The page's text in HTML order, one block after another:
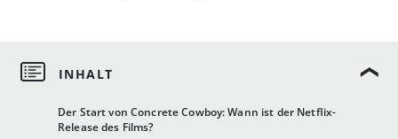
Der Start von Concrete Cowboy: Wann ist der Netflix-
Release des Films?